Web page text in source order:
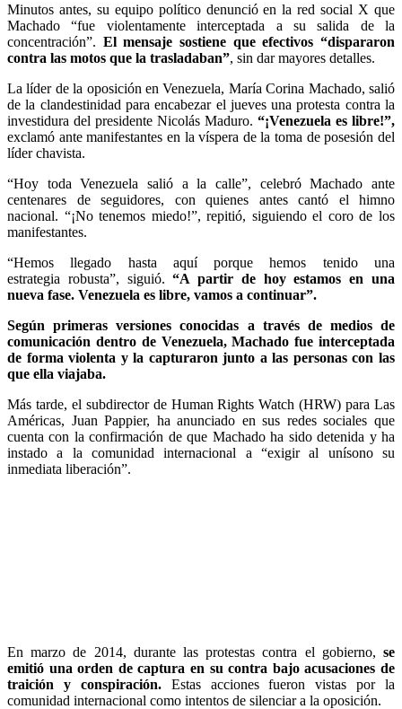
Minutos antes, su equipo político denunció en la red social X que
Machado “fue violentamente interceptada a su salida de la
concentración”. El mensaje sostiene que efectivos “dispararon
contra las motos que la trasladaban”, sin dar mayores detalles.
La líder de la oposición en Venezuela, María Corina Machado, salió
de la clandestinidad para encabezar el jueves una protesta contra la
investidura del presidente Nicolás Maduro. “¡Venezuela es libre!”,
exclamó ante manifestantes en la víspera de la toma de posesión del
líder chavista.
“Hoy toda Venezuela salió a la calle”, celebró Machado ante
centenares de seguidores, con quienes antes cantó el himno
nacional. “¡No tenemos miedo!”, repitió, siguiendo el coro de los
manifestantes.
“Hemos llegado hasta aquí porque hemos tenido una
estrategia robusta”, siguió.“A partir de hoy estamos en una
nueva fase. Venezuela es libre, vamos a continuar”.
Según primeras versiones conocidas a través de medios de
comunicación dentro de Venezuela, Machado fue interceptada
de forma violenta y la capturaron junto a las personas con las
que ella viajaba.
Más tarde, el subdirector de Human Rights Watch (HRW) para Las
Américas, Juan Pappier, ha anunciado en sus redes sociales que
cuenta con la confirmación de que Machado ha sido detenida y ha
instado a la comunidad internacional a “exigir al unísono su
inmediata liberación”.
En marzo de 2014, durante las protestas contra el gobierno, se
emitió una orden de captura en su contra bajo acusaciones de
traición y conspiración.Estas acciones fueron vistas por la
comunidad internacional como intentos de silenciar a la oposición.